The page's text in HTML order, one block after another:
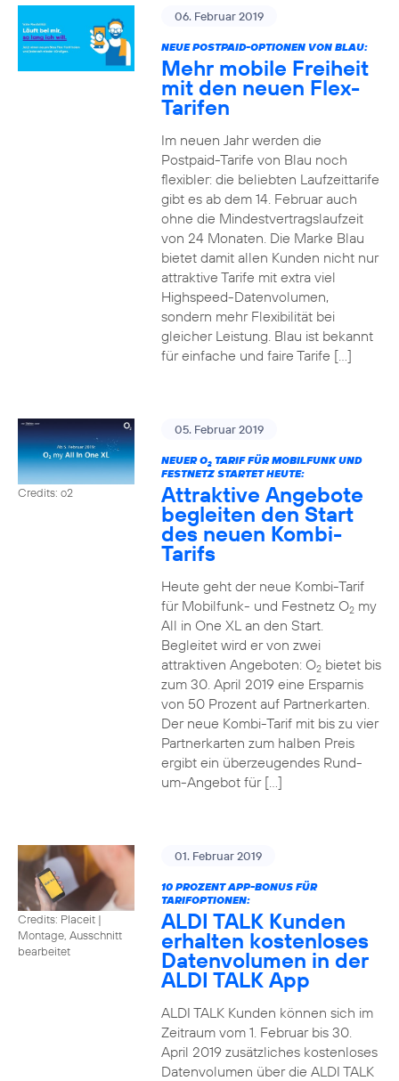
06. Februar 2019
NEUE POSTPAID-OPTIONEN VON BLAU:
Mehr mobile Freiheit
mit den neuen Flex-
Tarifen
Im neuen Jahr werden die
Postpaid-Tarife von Blau noch
flexibler: die beliebten Laufzeittarife
gibt es ab dem 14. Februar auch
ohne die Mindestvertragslaufzeit
von 24 Monaten. Die Marke Blau
bietet damit allen Kunden nicht nur
attraktive Tarife mit extra viel
Highspeed-Datenvolumen,
sondern mehr Flexibilität bei
gleicher Leistung. Blau ist bekannt
für einfache und faire Tarife […]
Credits: o2
05. Februar 2019
NEUER O2TARIF FÜR MOBILFUNK UND
FESTNETZ STARTET HEUTE:
Attraktive Angebote
begleiten den Start
des neuen Kombi-
Tarifs
Heute geht der neue Kombi-Tarif
für Mobilfunk- und Festnetz O2my
All in One XL an den Start.
Begleitet wird er von zwei
attraktiven Angeboten: O2bietet bis
zum 30. April 2019 eine Ersparnis
von 50 Prozent auf Partnerkarten.
Der neue Kombi-Tarif mit bis zu vier
Partnerkarten zum halben Preis
ergibt ein überzeugendes Rund-
um-Angebot für […]
Credits: Placeit |
Montage, Ausschnitt
bearbeitet
01. Februar 2019
10 PROZENT APP-BONUS FÜR
TARIFOPTIONEN:
ALDI TALK Kunden
erhalten kostenloses
Datenvolumen in der
ALDI TALK App
ALDI TALK Kunden können sich im
Zeitraum vom 1. Februar bis 30.
April 2019 zusätzliches kostenloses
Datenvolumen über die ALDI TALK